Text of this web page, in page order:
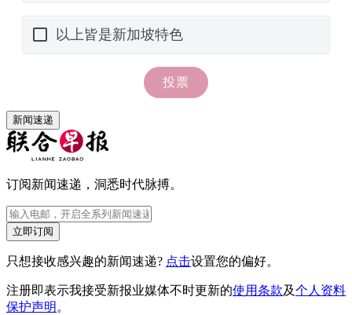
新闻速递
订阅新闻速递，洞悉时代脉搏。
立即订阅
只想接收感兴趣的新闻速递? 点击设置您的偏好。
注册即表示我接受新报业媒体不时更新的使用条款及个人资料
保护声明 。